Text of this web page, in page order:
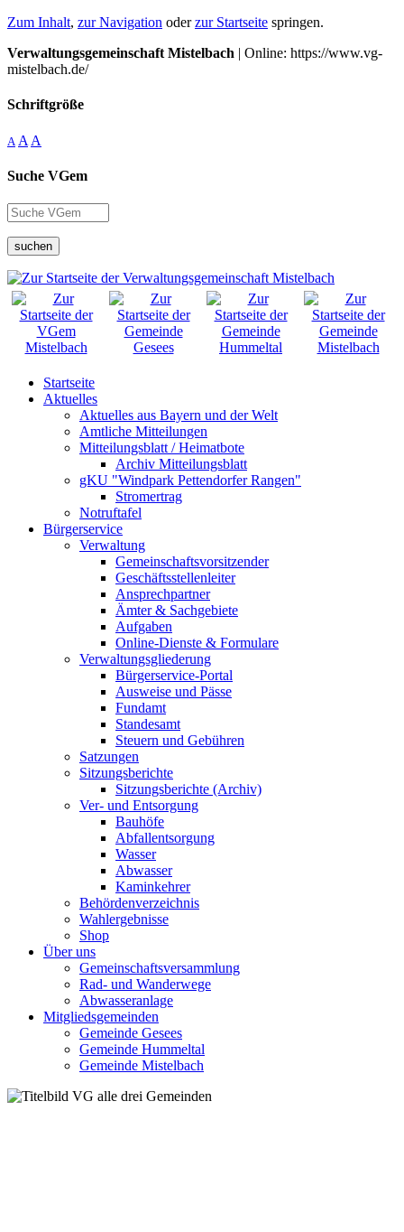
Zum Inhalt, zur Navigation oderzur Startseite springen.
Verwaltungsgemeinschaft Mistelbach | Online: https://www.vg-
mistelbach.de/
Schriftgröße
A A A
Suche VGem
suchen
Startseite
Aktuelles
Aktuelles aus Bayern und der Welt
Amtliche Mitteilungen
Mitteilungsblatt / Heimatbote
Archiv Mitteilungsblatt
gKU "Windpark Pettendorfer Rangen"
Stromertrag
Notruftafel
Bürgerservice
Verwaltung
Gemeinschaftsvorsitzender
Geschäftsstellenleiter
Ansprechpartner
Ämter & Sachgebiete
Aufgaben
Online-Dienste & Formulare
Verwaltungsgliederung
Bürgerservice-Portal
Ausweise und Pässe
Fundamt
Standesamt
Steuern und Gebühren
Satzungen
Sitzungsberichte
Sitzungsberichte (Archiv)
Ver- und Entsorgung
Bauhöfe
Abfallentsorgung
Wasser
Abwasser
Kaminkehrer
Behördenverzeichnis
Wahlergebnisse
Shop
Über uns
Gemeinschaftsversammlung
Rad- und Wanderwege
Abwasseranlage
Mitgliedsgemeinden
Gemeinde Gesees
Gemeinde Hummeltal
Gemeinde Mistelbach